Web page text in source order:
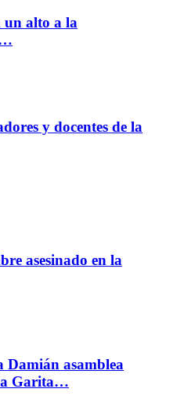
un alto a la
y docentes de la
asesinado en la
Damián asamblea
Garita…